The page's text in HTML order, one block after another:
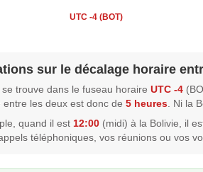
UTC -4 (BOT)
sur le décalage horaire
se trouve dans le fuseau horaire UTC -4
entre les deux est donc de 5 heures . Ni la
quand il est 12:00 (midi) à la Bolivie, il
téléphoniques, vos réunions ou vos